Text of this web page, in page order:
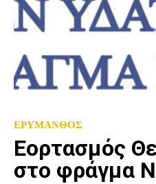
ΕΡΥΜΑΝΘΟΣ
Εορτασμός
στο φράγμα